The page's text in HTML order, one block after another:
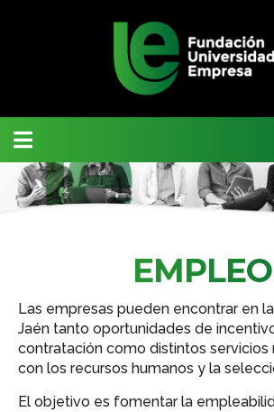
EMPLEO
Las empresas pueden encontrar en
Jaén tanto oportunidades de
contratación como distintos servicios
con los recursos humanos y la
El objetivo es fomentar la